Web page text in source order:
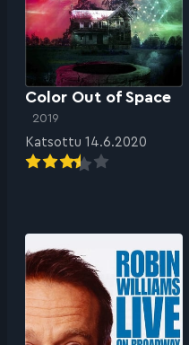
Color Out of Space
2019
Katsottu 14.6.2020